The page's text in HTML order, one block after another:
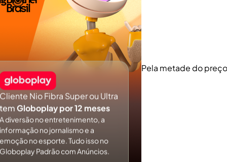
Cliente Nio Fibra Super ou Ultra
temGloboplay por 12 meses
A diversão no entretenimento, a
informação no jornalismo e a
emoção no esporte. Tudo isso no
Globoplay Padrão com Anúncios.
Pela metade do preço